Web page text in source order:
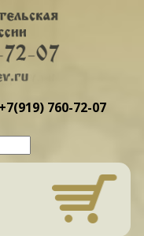
+7(919) 760-72-07